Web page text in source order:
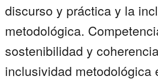
discurso y práctica y la
metodológica.
sostenibilidad y
inclusividad metodológica